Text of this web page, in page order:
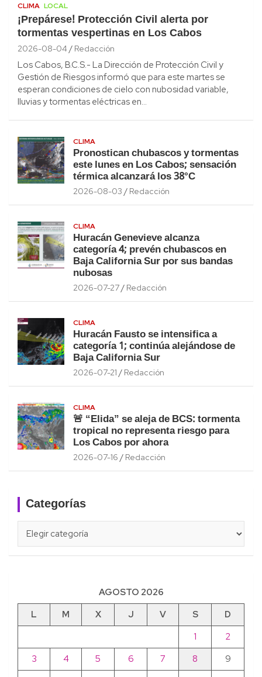
CLIMA LOCAL
¡Prepárese! Protección Civil alerta por
tormentas vespertinas en Los Cabos
2026-08-04 Redacción
Los Cabos, B.C.S.- La Dirección de Protección Civil y
Gestión de Riesgos informó que para este martes se
esperan condiciones de cielo con nubosidad variable,
lluvias y tormentas eléctricas en…
CLIMA
Pronostican chubascos y tormentas
este lunes en Los Cabos; sensación
térmica alcanzará los 38°C
2026-08-03 Redacción
CLIMA
Huracán Genevieve alcanza
categoría 4; prevén chubascos en
Baja California Sur por sus bandas
nubosas
2026-07-27 Redacción
CLIMA
Huracán Fausto se intensifica a
categoría 1; continúa alejándose de
Baja California Sur
2026-07-21 Redacción
CLIMA
🚨 “Elida” se aleja de BCS: tormenta
tropical no representa riesgo para
Los Cabos por ahora
2026-07-16 Redacción
Categorías
AGOSTO 2026
L
M X J V S
D
1
2
3
4 5 6 7 8
9